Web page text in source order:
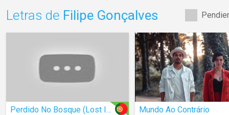
Letras de Filipe Gonçalves
Perdido No Bosque (Lost In The Woods) Mundo Ao Contrário